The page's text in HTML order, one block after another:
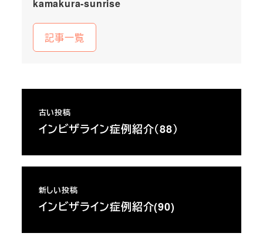
kamakura-sunrise
記事一覧
古い投稿
インビザライン症例紹介（88）
新しい投稿
インビザライン症例紹介(90)